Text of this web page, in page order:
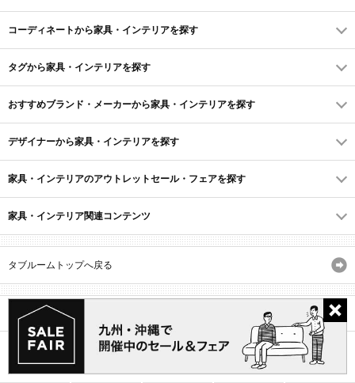
コーディネートから家具・インテリアを探す
タグから家具・インテリアを探す
おすすめブランド・メーカーから家具・インテリアを探す
デザイナーから家具・インテリアを探す
家具・インテリアのアウトレットセール・フェアを探す
家具・インテリア関連コンテンツ
タブルームトップへ戻る
サイトマップ プライバシーポリシー